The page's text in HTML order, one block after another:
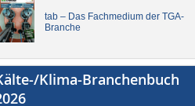
tab – Das Fachmedium der TGA-
Branche
Klima-Branchenbuch